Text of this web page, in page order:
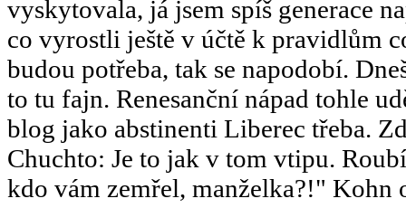
vyskytovala, já jsem spíš generace
co vyrostli ještě v účtě k pravidlům
budou potřeba, tak se napodobí.
to tu fajn. Renesanční nápad tohle
blog jako abstinenti Liberec třeba.
Chuchto: Je to jak v tom vtipu.
kdo vám zemřel, manželka?!"